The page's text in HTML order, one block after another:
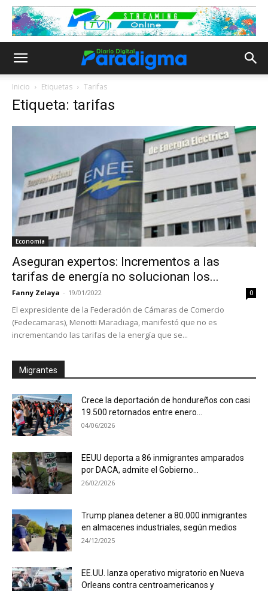
Inicio Etiquetas Tarifas
Etiqueta: tarifas
Economía
Aseguran expertos: Incrementos a las
tarifas de energía no solucionan los...
Fanny Zelaya - 19/01/2022 0
El expresidente de la Federación de Cámaras de Comercio
(Fedecamaras), Menotti Maradiaga, manifestó que no es
incrementando las tarifas de la energía que se...
Migrantes
Crece la deportación de hondureños con casi
19.500 retornados entre enero...
04/06/2026
EEUU deporta a 86 inmigrantes amparados
por DACA, admite el Gobierno...
26/02/2026
Trump planea detener a 80.000 inmigrantes
en almacenes industriales, según medios
24/12/2025
EE.UU. lanza operativo migratorio en Nueva
Orleans contra centroamericanos y